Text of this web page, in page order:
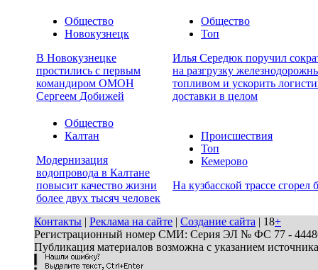
Общество
Новокузнецк
В Новокузнецке
простились с первым
командиром ОМОН
Сергеем Добижей
Общество
Топ
Илья Середюк поручил
на разгрузку
топливом и ускорить
доставки в целом
Общество
Калтан
Модернизация
водопровода в Калтане
повысит качество жизни
более двух тысяч человек
Происшествия
Топ
Кемерово
На кузбасской трассе сгорел
Контакты | Реклама на сайте | Создание сайта | 18+
Регистрационный номер СМИ: Серия ЭЛ № ФС 77 - 44486
Публикация материалов возможна с указанием